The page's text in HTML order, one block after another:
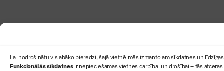
Lai nodrošinātu vislabāko pieredzi, šajā vietnē mēs izmantojam sīkdatnes un
Funkcionālās sīkdatnesir nepieciešamas vietnes darbībai un drošībai – tās